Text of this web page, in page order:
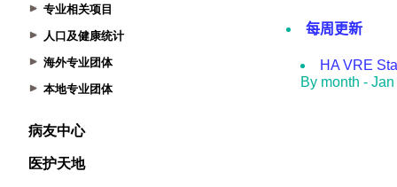
专业相关项目
人口及健康统计
海外专业团体
本地专业团体
病友中心
医护天地